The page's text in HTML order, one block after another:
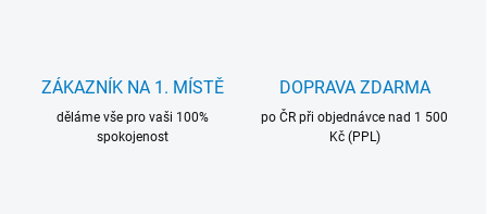
ZÁKAZNÍK NA 1. MÍSTĚ
děláme vše pro vaši 100%
spokojenost
DOPRAVA ZDARMA
po ČR při objednávce nad 1 500
Kč (PPL)